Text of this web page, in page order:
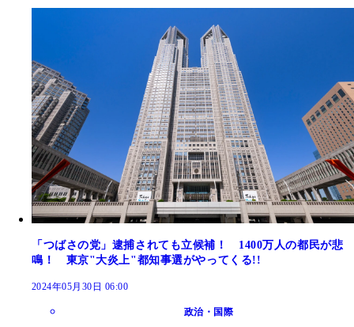
「つばさの党」逮捕されても立候補！ 1400万人の都民が悲
鳴！ 東京"大炎上"都知事選がやってくる!!
2024年05月30日 06:00
政治・国際